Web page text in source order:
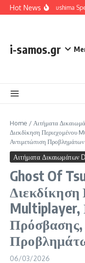
Skip to content
Hot News
Ghost Of Tsushima Special
i-samos.gr
Home / Αιτήματα
Διεκδίκηση Περιεχομένου
Αντιμετώπιση
Αιτήματα Δικαιωμάτων
Ghost Of
Διεκδίκηση
Multiplayer,
Πρόσβασης,
06/03/2026